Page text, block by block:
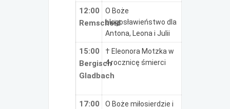
12:00
Remscheid
O Boże
błogosławieństwo dla
Antona, Leona i Julii
15:00
Bergisch
Gladbach
† Eleonora Motzka w
4 rocznicę śmierci
17:00
O Boże miłosierdzie i